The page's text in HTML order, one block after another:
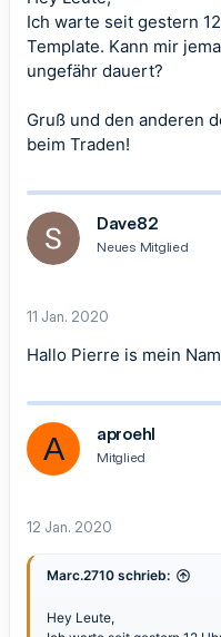
Ich warte seit gestern
Template. Kann mir
ungefähr dauert?
Gruß und den anderen
beim Traden!
Dave82
Neues Mitglied
11 Jan. 2020
Hallo Pierre is mein
A aproehl
Mitglied
12 Jan. 2020
Marc.2710 schrieb:
Hey Leute,